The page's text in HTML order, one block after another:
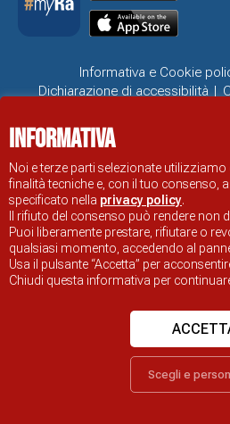
Informativa e Cookie
Dichiarazione di accessibilità
SITO UFFICIALE DI INFORMAZIONE
Informativa
Noi e terze parti selezionate
finalità tecniche e, con il tuo consenso,
specificato nella privacy policy.
Il rifiuto del consenso può rendere non
Puoi liberamente prestare, rifiutare o
qualsiasi momento, accedendo al
Usa il pulsante “Accetta” per
Chiudi questa informativa per
Scegli e